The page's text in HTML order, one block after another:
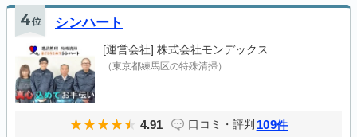
4位 シンハート
[運営会社] 株式会社モンデックス
（東京都練馬区の特殊清掃）
4.91 口コミ・評判 109件